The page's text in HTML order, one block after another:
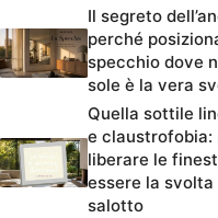
Il segreto
perché
specchio dove
sole è la vera
Quella sottile
e claustrofobia:
liberare le
essere la
salotto